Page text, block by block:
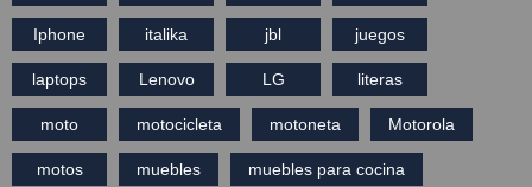
Iphone italika jbl juegos
laptops Lenovo LG literas
moto motocicleta motoneta Motorola
motos muebles muebles para cocina